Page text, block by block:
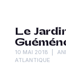
Le
10 MAI 2018
ATLANTIQUE